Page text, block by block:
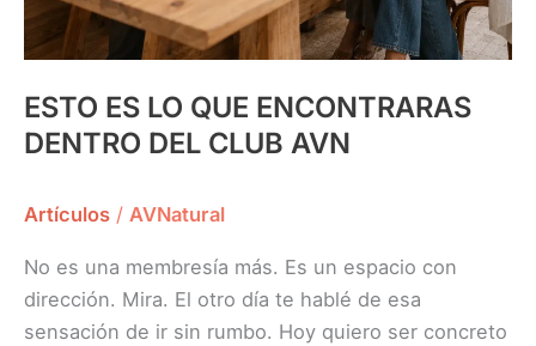
ESTO ES LO QUE ENCONTRARAS
DENTRO DEL CLUB AVN
Artículos / AVNatural
No es una membresía más. Es un espacio con
dirección. Mira. El otro día te hablé de esa
sensación de ir sin rumbo. Hoy quiero ser concreto